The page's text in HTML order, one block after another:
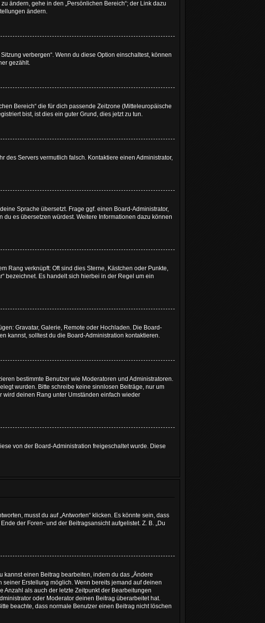
ändern, gehe in den „Persönlichen Bereich“; der Link dazu
ändern.
verbergen“. Wenn du diese Option einschaltest, können
gezählt.
Bereich“ die für dich passende Zeitzone (Mitteleuropäische
bist, ist dies ein guter Grund, dies jetzt zu tun.
des Servers vermutlich falsch. Kontaktiere einen Administrator,
Sprache übersetzt. Frage ggf. einen Board-Administrator,
es übersetzen würdest. Weitere Informationen dazu können
Rang verknüpft: Oft sind dies Sterne, Kästchen oder Punkte,
bezeichnet. Es handelt sich hierbei in der Regel um ein
Gravatar, Galerie, Remote oder Hochladen. Die Board-
kannst, solltest du die Board-Administration kontaktieren.
bestimmte Benutzer wie Moderatoren und Administratoren.
wurden. Bitte schreibe keine sinnlosen Beiträge, nur um
deinen Rang unter Umständen einfach wieder
von der Board-Administration freigeschaltet wurde. Diese
musst du auf „Antworten“ klicken. Es könnte sein, dass
der Foren- und der Beitragsansicht aufgelistet. Z. B. „Du
einen Beitrag bearbeiten, indem du das „Ändere
Erstellung möglich. Wenn bereits jemand auf deinen
als auch der letzte Zeitpunkt der Bearbeitungen
oder Moderator deinen Beitrag überarbeitet hat.
beachte, dass normale Benutzer einen Beitrag nicht löschen